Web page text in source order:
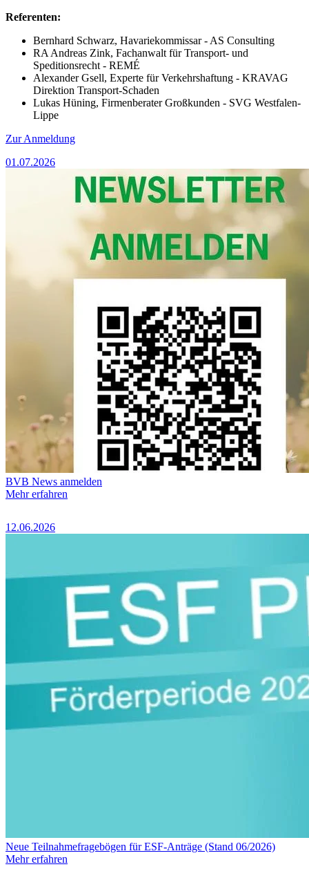
Referenten:
Bernhard Schwarz, Havariekommissar - AS Consulting
RA Andreas Zink, Fachanwalt für Transport- und
Speditionsrecht - REMÉ
Alexander Gsell, Experte für Verkehrshaftung - KRAVAG
Direktion Transport-Schaden
Lukas Hüning, Firmenberater Großkunden - SVG Westfalen-
Lippe
Zur Anmeldung
01.07.2026
BVB News anmelden
Mehr erfahren
12.06.2026
Neue Teilnahmefragebögen für ESF-Anträge (Stand 06/2026)
Mehr erfahren